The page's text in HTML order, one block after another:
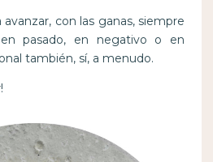
con las ganas, siempre
pasado, en negativo o en
también, sí, a menudo.